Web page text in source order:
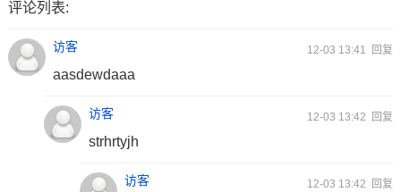
评论列表:
访客 12-03 13:41 回复
aasdewdaaa
访客 12-03 13:42 回复
strhrtyjh
访客 12-03 13:42 回复